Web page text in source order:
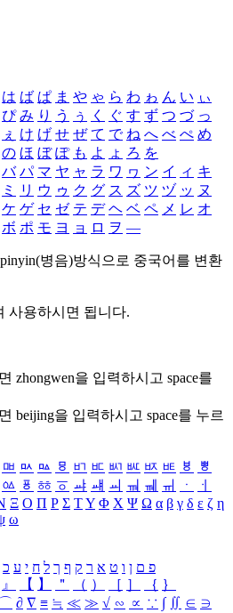
は ば ぱ ま や ゃ ら わ ゎ ん い ぃ
ぴ み り う ぅ く ぐ す ず つ づ っ
ぇ け げ せ ぜ て で ね へ べ ぺ め
の ほ ぼ ぽ も よ ょ ろ を
バ パ マ ヤ ャ ラ ワ ヮ ン イ ィ キ
ミ リ ウ ゥ ク グ ス ズ ツ ヅ ッ ヌ
ケ ゲ セ ゼ テ デ ヘ ベ ペ メ レ オ
ボ ポ モ ヨ ョ ロ ヲ ―
병음)방식으로 중국어를 변환
사용하시면 됩니다.
zhongwen을 입력하시고 space를
beijing을 입력하시고 space를 누르
ㅮ ㅯ ㅰ ㅱ ㅲ ㅳ ㅴ ㅵ ㅶ ㅷ ㅸ
ㅹ
ㆃ ㆄ ㆅ ㆆ ㆇ ㆈ ㆉ ㆊ ㆋ ㆌ ㆍ
ㆎ
Ξ Ο Π Ρ Σ ΤΥ Φ Χ Ψ Ω α β γ δ ε ζ η
ω
פ ם ן ו ט א ר ק ף ך ל ח י ע כ
』 【 】 ＂ （ ） ［ ］ ｛ ｝
⌒ ∂ ∇ ≡ ≒ ≪ ≫ √ ∽ ∝ ∵ ∫ ∬ ∈ ∋